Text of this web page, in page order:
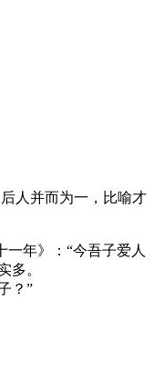
人并而为一，比喻才
一年》：“今吾子爱人
多。
？”